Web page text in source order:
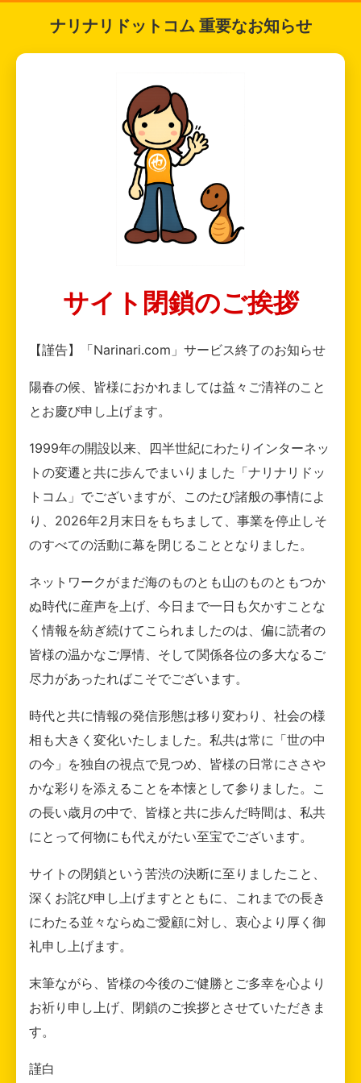
ナリナリドットコム 重要なお知らせ
サイト閉鎖のご挨拶
【謹告】「Narinari.com」サービス終了のお知らせ
陽春の候、皆様におかれましては益々ご清祥のこと
とお慶び申し上げます。
1999年の開設以来、四半世紀にわたりインターネッ
トの変遷と共に歩んでまいりました「ナリナリドッ
トコム」でございますが、このたび諸般の事情によ
り、2026年2月末日をもちまして、事業を停止しそ
のすべての活動に幕を閉じることとなりました。
ネットワークがまだ海のものとも山のものともつか
ぬ時代に産声を上げ、今日まで一日も欠かすことな
く情報を紡ぎ続けてこられましたのは、偏に読者の
皆様の温かなご厚情、そして関係各位の多大なるご
尽力があったればこそでございます。
時代と共に情報の発信形態は移り変わり、社会の様
相も大きく変化いたしました。私共は常に「世の中
の今」を独自の視点で見つめ、皆様の日常にささや
かな彩りを添えることを本懐として参りました。こ
の長い歳月の中で、皆様と共に歩んだ時間は、私共
にとって何物にも代えがたい至宝でございます。
サイトの閉鎖という苦渋の決断に至りましたこと、
深くお詫び申し上げますとともに、これまでの長き
にわたる並々ならぬご愛顧に対し、衷心より厚く御
礼申し上げます。
末筆ながら、皆様の今後のご健勝とご多幸を心より
お祈り申し上げ、閉鎖のご挨拶とさせていただきま
す。
謹白